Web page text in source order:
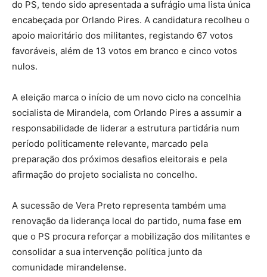
do PS, tendo sido apresentada a sufrágio uma lista única
encabeçada por Orlando Pires. A candidatura recolheu o
apoio maioritário dos militantes, registando 67 votos
favoráveis, além de 13 votos em branco e cinco votos
nulos.
A eleição marca o início de um novo ciclo na concelhia
socialista de Mirandela, com Orlando Pires a assumir a
responsabilidade de liderar a estrutura partidária num
período politicamente relevante, marcado pela
preparação dos próximos desafios eleitorais e pela
afirmação do projeto socialista no concelho.
A sucessão de Vera Preto representa também uma
renovação da liderança local do partido, numa fase em
que o PS procura reforçar a mobilização dos militantes e
consolidar a sua intervenção política junto da
comunidade mirandelense.